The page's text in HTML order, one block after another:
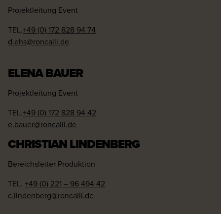
Projektleitung Event
TEL.+49 (0) 172 828 94 74
d.ehs@roncalli.de
ELENA BAUER
Projektleitung Event
TEL.+49 (0) 172 828 94 42
e.bauer@roncalli.de
CHRISTIAN LINDENBERG
Bereichsleiter Produktion
TEL. +49 (0) 221 – 96 494 42
c.lindenberg@roncalli.de